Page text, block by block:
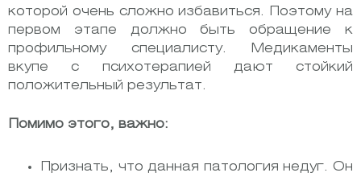
которой очень сложно избавиться. Поэтому на
первом этапе должно быть обращение к
профильному специалисту. Медикаменты
вкупе с психотерапией дают стойкий
положительный результат.
Помимо этого, важно:
Признать, что данная патология недуг. Он